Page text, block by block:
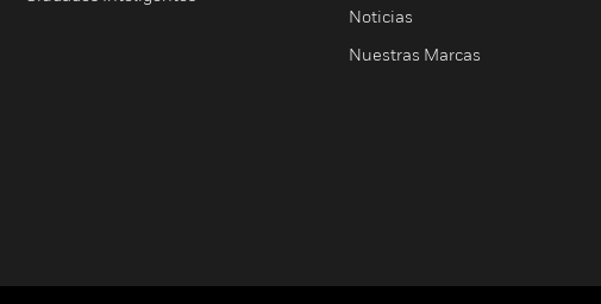
Noticias
Nuestras Marcas